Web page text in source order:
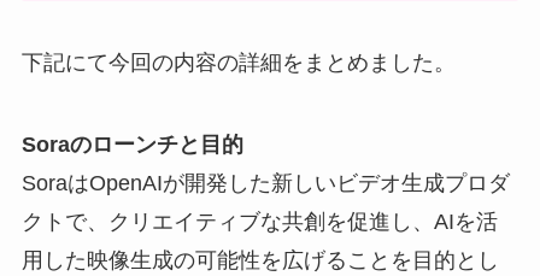
下記にて今回の内容の詳細をまとめました。
Soraのローンチと目的
SoraはOpenAIが開発した新しいビデオ生成プロダ
クトで、クリエイティブな共創を促進し、AIを活
用した映像生成の可能性を広げることを目的とし